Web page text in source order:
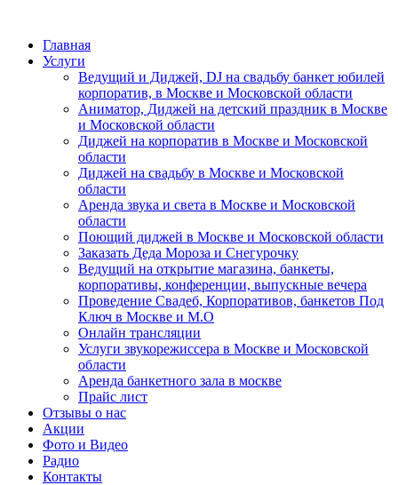
Главная
Услуги
Ведущий и Диджей, DJ на свадьбу банкет юбилей
корпоратив, в Москве и Московской области
Аниматор, Диджей на детский праздник в Москве
и Московской области
Диджей на корпоратив в Москве и Московской
области
Диджей на свадьбу в Москве и Московской
области
Аренда звука и света в Москве и Московской
области
Поющий диджей в Москве и Московской области
Заказать Деда Мороза и Снегурочку
Ведущий на открытие магазина, банкеты,
корпоративы, конференции, выпускные вечера
Проведение Свадеб, Корпоративов, банкетов Под
Ключ в Москве и М.О
Онлайн трансляции
Услуги звукорежиссера в Москве и Московской
области
Аренда банкетного зала в москве
Прайс лист
Отзывы о нас
Акции
Фото и Видео
Радио
Контакты